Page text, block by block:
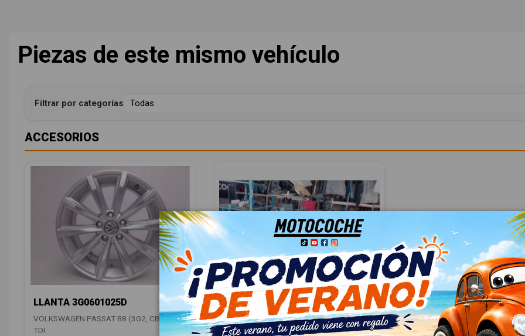
Piezas de este mismo vehículo
Filtrar por categorías
ACCESORIOS
LLANTA 3G0601025D
VOLKSWAGEN PASSAT B8 (3G2, CB2) 2.0
TDI
ANTENA 5Q0035507N
5Q0035507N
VOLKSWAGEN PASSAT B8 (3G2, CB2) 2.0